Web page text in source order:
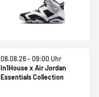
08.08.26 - 09:00 Uhr
In1House x Air Jordan
Essentials Collection